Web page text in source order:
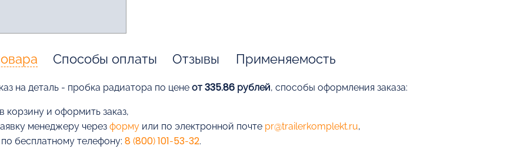
Способы оплаты Отзывы Применяемость
на деталь - пробка радиатора по цене от 335.86 рублей, способы оформления заказа:
корзину и оформить заказ,
менеджеру через формуили по электронной почте pr@trailerkomplekt.ru,
бесплатному телефону: 8 (800) 101-53-32.